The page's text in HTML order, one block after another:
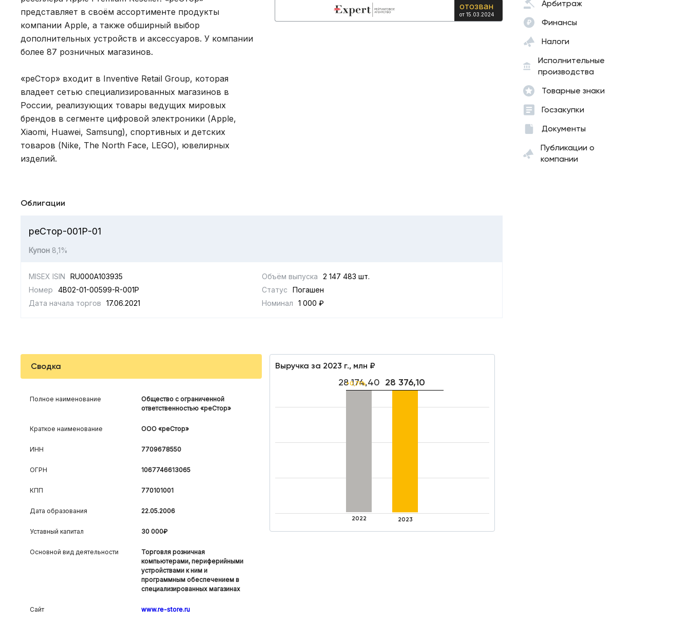
представляет в своём ассортименте продукты
компании Apple, а также обширный выбор
дополнительных устройств и аксессуаров. У компании
более 87 розничных магазинов.
«реСтор» входит в Inventive Retail Group, которая
владеет сетью специализированных магазинов в
России, реализующих товары ведущих мировых
брендов в сегменте цифровой электроники (Apple,
Xiaomi, Huawei, Samsung), спортивных и детских
товаров (Nike, The North Face, LEGO), ювелирных
изделий.
отозван
от 15.03.2024
Облигации
реСтор-001Р-01
Купон 8,1%
MISEX ISIN RU000A103935 Объём выпуска
2 147 483 шт.
Номер
4B02-01-00599-R-001P Статус
Погашен
Дата начала торгов
17.06.2021 Номинал 1 000 ₽
Сводка
Полное наименование
Общество с ограниченной
ответственностью «реСтор»
Краткое наименование ООО «реСтор»
ИНН 7709678550
ОГРН 1067746613065
КПП 770101001
Дата образования 22.05.2006
Уставный капитал 30 000₽
Основной вид деятельности
Торговля розничная
компьютерами, периферийными
устройствами к ним и
программным обеспечением в
специализированных магазинах
Сайт www.re-store.ru
Выручка за 2023 г., млн ₽
28 174,40
2022
28 376,10
+0,71%
2023
Арбитраж
Финансы
Налоги
Исполнительные
производства
Товарные знаки
Госзакупки
Документы
Публикации о
компании